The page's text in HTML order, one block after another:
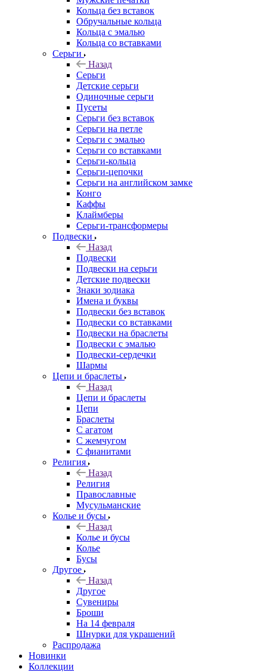
Кольца без вставок
Обручальные кольца
Кольца с эмалью
Кольца со вставками
Серьги
Назад
Серьги
Детские серьги
Одиночные серьги
Пусеты
Серьги без вставок
Серьги на петле
Серьги с эмалью
Серьги со вставками
Серьги-кольца
Серьги-цепочки
Серьги на английском замке
Конго
Каффы
Клаймберы
Серьги-трансформеры
Подвески
Назад
Подвески
Подвески на серьги
Детские подвески
Знаки зодиака
Имена и буквы
Подвески без вставок
Подвески со вставками
Подвески на браслеты
Подвески с эмалью
Подвески-сердечки
Шармы
Цепи и браслеты
Назад
Цепи и браслеты
Цепи
Браслеты
С агатом
С жемчугом
С фианитами
Религия
Назад
Религия
Православные
Мусульманские
Колье и бусы
Назад
Колье и бусы
Колье
Бусы
Другое
Назад
Другое
Сувениры
Броши
На 14 февраля
Шнурки для украшений
Распродажа
Новинки
Коллекции